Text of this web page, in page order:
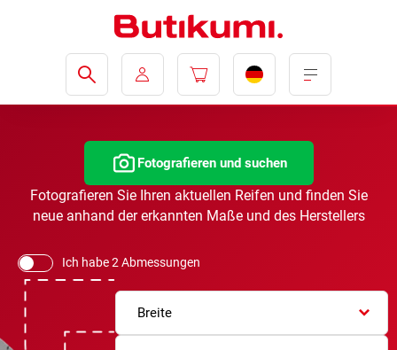
Fotografieren und suchen
Fotografieren Sie Ihren aktuellen Reifen und finden Sie
neue anhand der erkannten Maße und des Herstellers
Ich habe 2 Abmessungen
Breite